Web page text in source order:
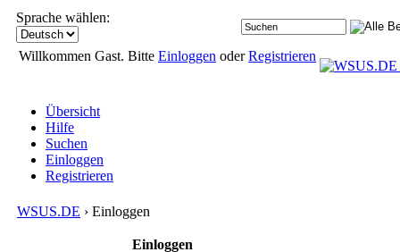
Sprache wählen:
Willkommen Gast. Bitte Einloggen oderRegistrieren
Übersicht
Hilfe
Suchen
Einloggen
Registrieren
WSUS.DE › Einloggen
Einloggen